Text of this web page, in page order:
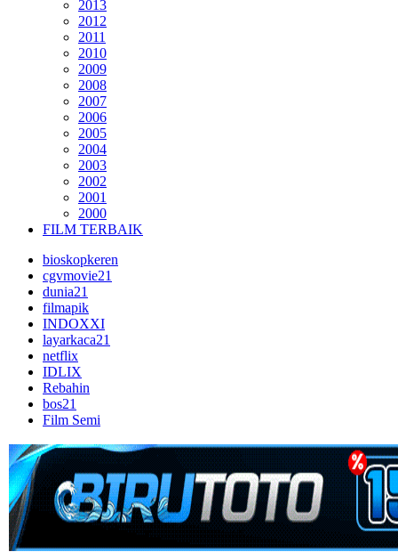
2013
2012
2011
2010
2009
2008
2007
2006
2005
2004
2003
2002
2001
2000
FILM TERBAIK
bioskopkeren
cgvmovie21
dunia21
filmapik
INDOXXI
layarkaca21
netflix
IDLIX
Rebahin
bos21
Film Semi